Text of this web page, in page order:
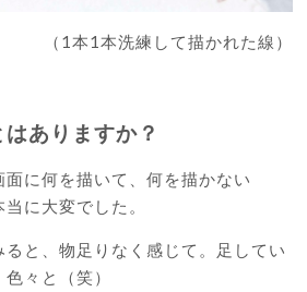
（1本1本洗練して描かれた線）
ありますか？
に何を描いて、何を描かない
に大変でした。
と、物足りなく感じて。足してい
々と（笑）